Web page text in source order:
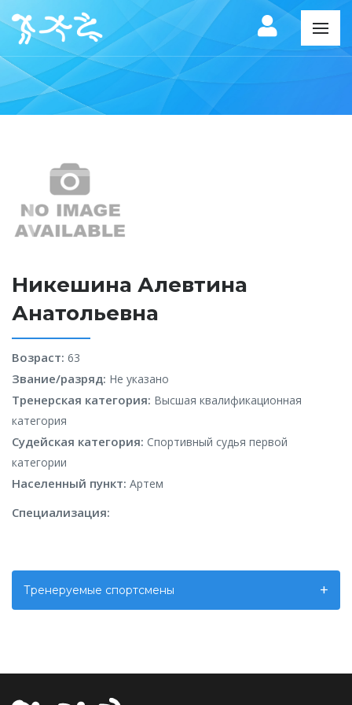
Никешина Алевтина
Анатольевна
Возраст: 63
Звание/разряд: Не указано
Тренерская категория: Высшая квалификационная
категория
Судейская категория: Спортивный судья первой
категории
Населенный пункт: Артем
Специализация:
Тренеруемые спортсмены